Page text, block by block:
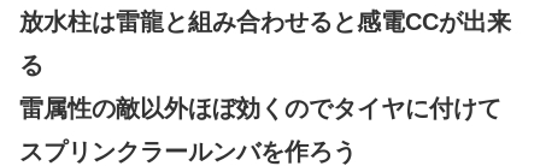
放水柱は雷龍と組み合わせると感電CCが出来
る
雷属性の敵以外ほぼ効くのでタイヤに付けて
スプリンクラールンバを作ろう